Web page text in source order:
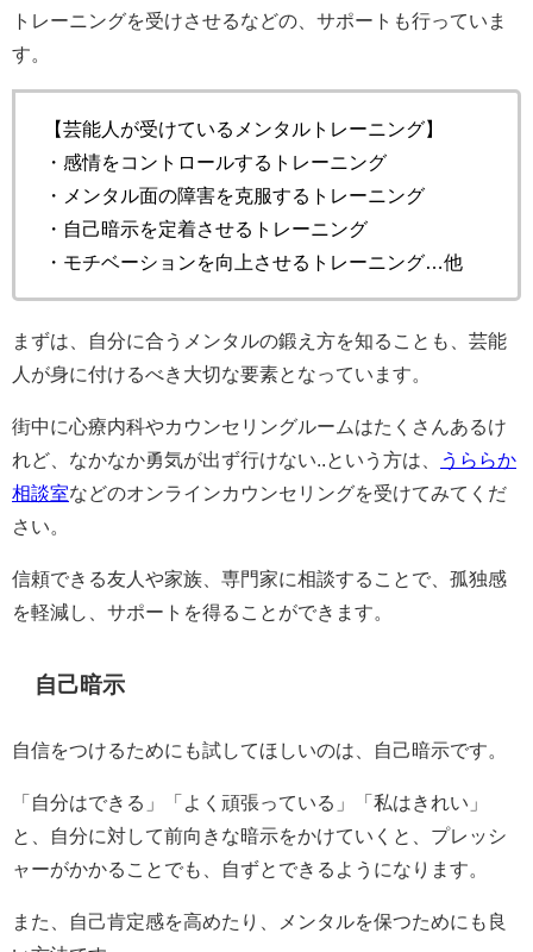
トレーニングを受けさせるなどの、サポートも行っていま
す。
【芸能人が受けているメンタルトレーニング】
・感情をコントロールするトレーニング
・メンタル面の障害を克服するトレーニング
・自己暗示を定着させるトレーニング
・モチベーションを向上させるトレーニング…他
まずは、自分に合うメンタルの鍛え方を知ることも、芸能
人が身に付けるべき大切な要素となっています。
街中に心療内科やカウンセリングルームはたくさんあるけ
れど、なかなか勇気が出ず行けない..という方は、
うららか
相談室などのオンラインカウンセリングを受けてみてくだ
さい。
信頼できる友人や家族、専門家に相談することで、孤独感
を軽減し、サポートを得ることができます。
自己暗示
自信をつけるためにも試してほしいのは、自己暗示です。
「自分はできる」「よく頑張っている」「私はきれい」
と、自分に対して前向きな暗示をかけていくと、プレッシ
ャーがかかることでも、自ずとできるようになります。
また、自己肯定感を高めたり、メンタルを保つためにも良